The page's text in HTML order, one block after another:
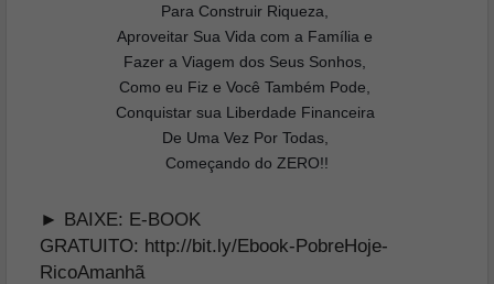
Para Construir Riqueza,
Aproveitar Sua Vida com a Família e
Fazer a Viagem dos Seus Sonhos,
Como eu Fiz e Você Também Pode,
Conquistar sua Liberdade Financeira
De Uma Vez Por Todas,
Começando do ZERO!!
► BAIXE: E-BOOK
GRATUITO: http://bit.ly/Ebook-PobreHoje-
RicoAmanhã